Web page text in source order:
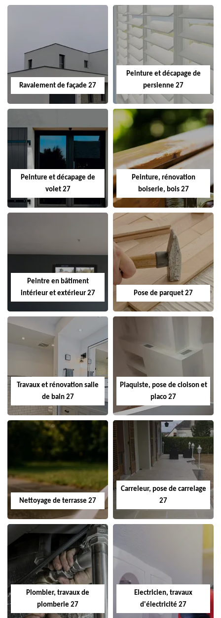
Ravalement de façade 27
Peinture et décapage de
persienne 27
Peinture et décapage de
volet 27
Peinture, rénovation
boiserie, bois 27
Peintre en bâtiment
intérieur et extérieur 27
Pose de parquet 27
Travaux et rénovation salle
de bain 27
Plaquiste, pose de cloison et
placo 27
Nettoyage de terrasse 27
Carreleur, pose de carrelage
27
Plombier, travaux de
plomberie 27
Electricien, travaux
d'électricité 27